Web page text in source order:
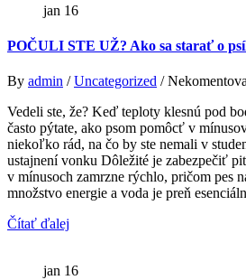
jan 16
POČULI STE UŽ? Ako sa starať o
By admin /Uncategorized /
Vedeli ste, že? Keď teploty klesnú pod
často pýtate, ako psom pomôcť v
niekoľko rád, na čo by ste nemali v
ustajnení vonku Dôležité je zabezpečiť
v mínusoch zamrzne rýchlo, pričom pes
množstvo energie a voda je preň
Čítať ďalej
jan 16